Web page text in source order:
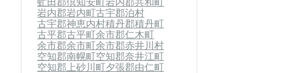
岩内郡岩内町古宇郡泊村
古宇郡神恵内村積丹郡積丹町
古平郡古平町余市郡仁木町
余市郡余市町余市郡赤井川村
空知郡南幌町空知郡奈井江町
空知郡上砂川町夕張郡由仁町